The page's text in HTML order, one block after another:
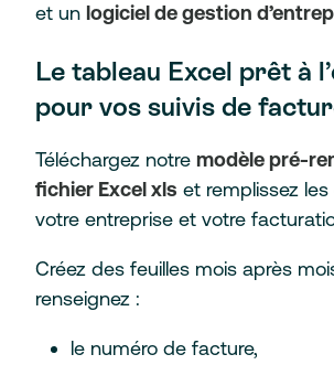
et un logiciel de gestion
Le tableau Excel prêt à
pour vos suivis de
Téléchargez notre modèle pré-
fichier Excel xls et remplissez
votre entreprise et votre
Créez des feuilles mois après
renseignez :
le numéro de facture,